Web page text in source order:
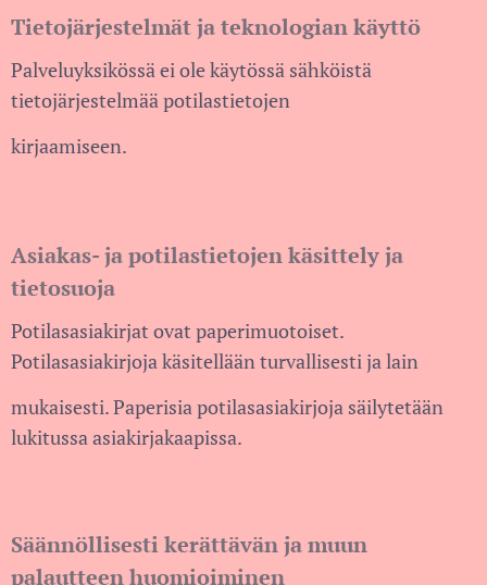
Tietojärjestelmät ja teknologian käyttö
Palveluyksikössä ei ole käytössä sähköistä
tietojärjestelmää potilastietojen
kirjaamiseen.
Asiakas- ja potilastietojen käsittely ja
tietosuoja
Potilasasiakirjat ovat paperimuotoiset.
Potilasasiakirjoja käsitellään turvallisesti ja lain
mukaisesti. Paperisia potilasasiakirjoja säilytetään
lukitussa asiakirjakaapissa.
Säännöllisesti kerättävän ja muun
palautteen huomioiminen